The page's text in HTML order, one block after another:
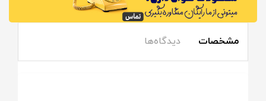
مشخصات دیدگاه‌ها